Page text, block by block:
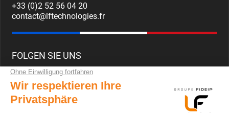
+33 (0)2 52 56 04 20
contact@lftechnologies.fr
FOLGEN SIE UNS